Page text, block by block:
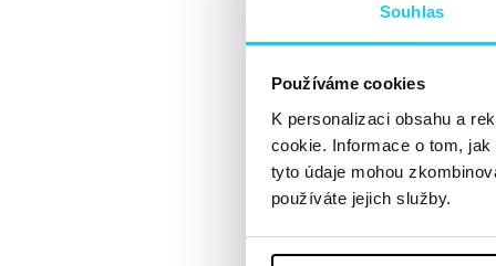
Souhlas
Používáme cookies
K personalizaci obsahu a
cookie. Informace o tom,
tyto údaje mohou
používáte jejich služby.